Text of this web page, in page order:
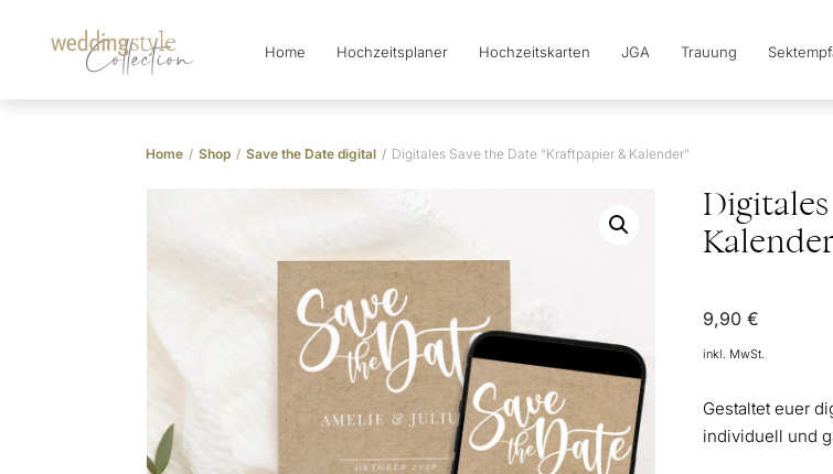
Collection Home Hochzeitsplaner Hochzeitskarten JGA Trauung
Home / Shop / Save the Date digital / Digitales Save the Date “Kraftpapier & Kalender”
9,90€
inkl. MwSt.
Gestaltet euer
individuell und